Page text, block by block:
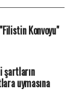
Konvoyu"
şartların
uymasına